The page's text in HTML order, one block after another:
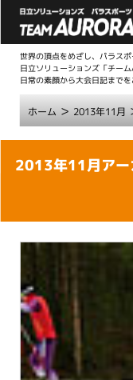
世界の頂点をめざし、パラス
日立ソリューションズ「チー
日常の素顔から大会日記までを
ホーム> 2013年11月
本
2013年11月アー